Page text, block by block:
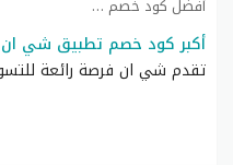
أفضل كود خصم شي ان كوبون
أكبر كود خصم تطبيق شي ان خصم 25% على
تقدم شي ان فرصة رائعة